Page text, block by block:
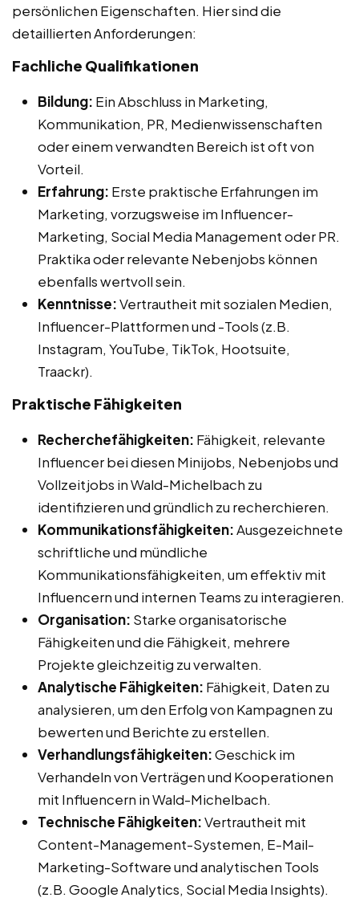
persönlichen Eigenschaften. Hier sind die
detaillierten Anforderungen:
Fachliche Qualifikationen
Bildung: Ein Abschluss in Marketing,
Kommunikation, PR, Medienwissenschaften
oder einem verwandten Bereich ist oft von
Vorteil.
Erfahrung: Erste praktische Erfahrungen im
Marketing, vorzugsweise im Influencer-
Marketing, Social Media Management oder PR.
Praktika oder relevante Nebenjobs können
ebenfalls wertvoll sein.
Kenntnisse:Vertrautheit mit sozialen Medien,
Influencer-Plattformen und -Tools (z.B.
Instagram, YouTube, TikTok, Hootsuite,
Traackr).
Praktische Fähigkeiten
Recherchefähigkeiten: Fähigkeit, relevante
Influencer bei diesen Minijobs, Nebenjobs und
Vollzeitjobs in Wald-Michelbach zu
identifizieren und gründlich zu recherchieren.
Kommunikationsfähigkeiten:Ausgezeichnete
schriftliche und mündliche
Kommunikationsfähigkeiten, um effektiv mit
Influencern und internen Teams zu interagieren.
Organisation: Starke organisatorische
Fähigkeiten und die Fähigkeit, mehrere
Projekte gleichzeitig zu verwalten.
Analytische Fähigkeiten: Fähigkeit, Daten zu
analysieren, um den Erfolg von Kampagnen zu
bewerten und Berichte zu erstellen.
Verhandlungsfähigkeiten:Geschick im
Verhandeln von Verträgen und Kooperationen
mit Influencern in Wald-Michelbach.
Technische Fähigkeiten:Vertrautheit mit
Content-Management-Systemen, E-Mail-
Marketing-Software und analytischen Tools
(z.B. Google Analytics, Social Media Insights).